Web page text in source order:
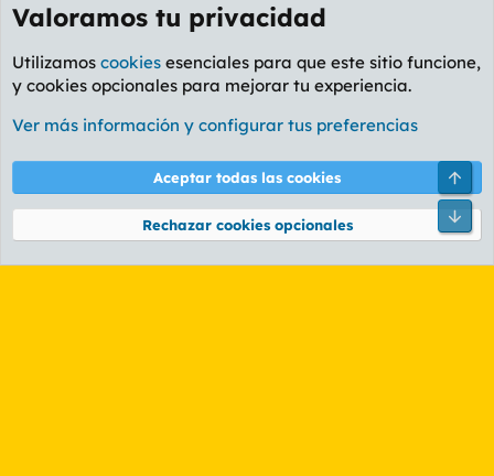
Etiquetas
Cookies
PL OLDSTYLE AMARILLO
Términos y reglas Política de privacidad Ayuda
Community platform by XenForo® © 2010-2026 XenForo Ltd.
Valoramos tu privacidad
Utilizamos cookies esenciales para que este sitio funcione,
y cookies opcionales para mejorar tu experiencia.
Ver más información y configurar tus preferencias
Aceptar todas las cookies
Rechazar cookies opcionales
Pie